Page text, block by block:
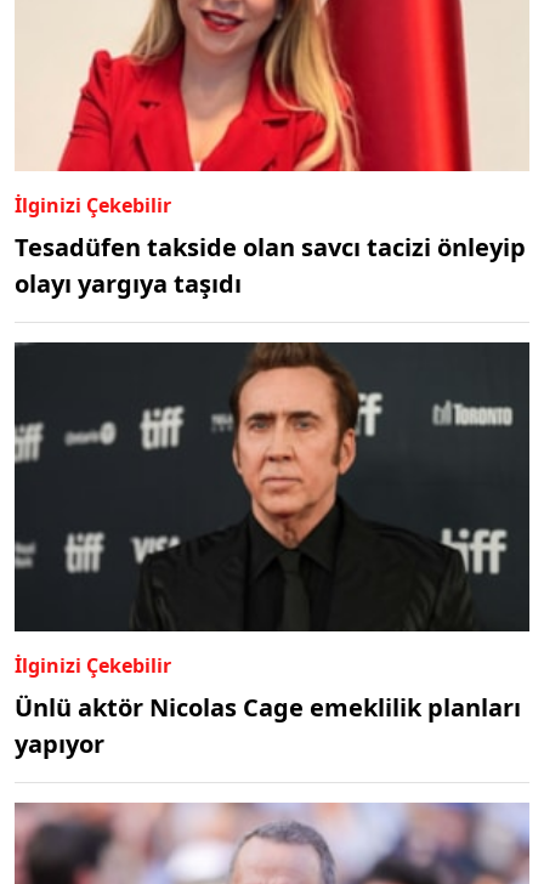
İlginizi Çekebilir
Tesadüfen takside olan savcı tacizi önleyip
olayı yargıya taşıdı
İlginizi Çekebilir
Ünlü aktör Nicolas Cage emeklilik planları
yapıyor